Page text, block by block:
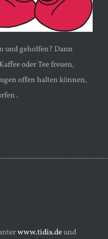
und geholfen? Dann
oder Tee freuen,
offen halten können,
.
www.tidis.deund